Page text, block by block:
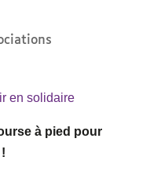
en solidaire
à pied pour